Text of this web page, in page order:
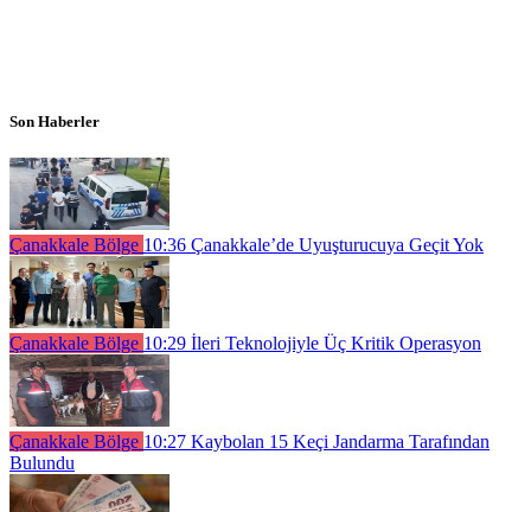
Son Haberler
Çanakkale Bölge 10:36 Çanakkale’de Uyuşturucuya Geçit Yok
Çanakkale Bölge 10:29 İleri Teknolojiyle Üç Kritik Operasyon
Çanakkale Bölge 10:27 Kaybolan 15 Keçi Jandarma Tarafından
Bulundu